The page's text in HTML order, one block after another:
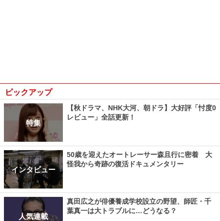
ピックアップ
特集
【秋ドラマ、NHK大河、朝ドラ】大好評「忖度0
レビュー」全話更新！
インタビュー
50歳を迎えたオートレーサー森且行に密着 大
怪我から奇跡の復活ドキュメンタリー
人気連載
真田広之が俳優養成学校設立の野望、師匠・千
葉真一は大トラブルに…どうなる？